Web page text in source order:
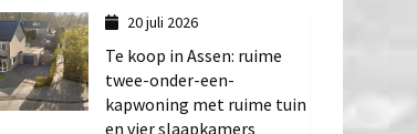
20 juli 2026
Te koop in Assen: ruime
twee-onder-een-
kapwoning met ruime tuin
en vier slaapkamers